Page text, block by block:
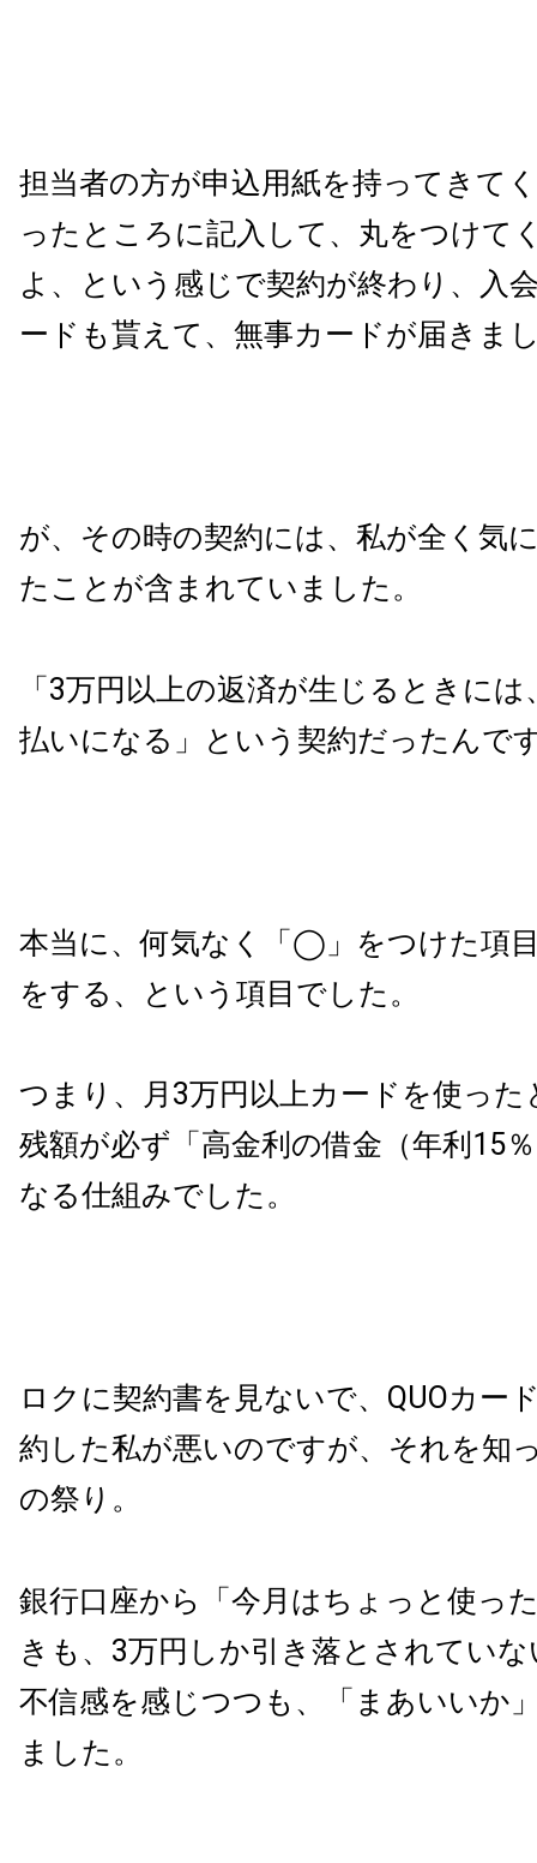
担当者の方が申込用紙を持ってきて
ったところに記入して、丸をつけて
よ、という感じで契約が終わり、入
ードも貰えて、無事カードが届きま
が、その時の契約には、私が全く気
たことが含まれていました。
「3万円以上の返済が生じるときに
払いになる」という契約だったんで
本当に、何気なく「◯」をつけた項
をする、という項目でした。
つまり、月3万円以上カードを使っ
残額が必ず「高金利の借金（年利15
なる仕組みでした。
ロクに契約書を見ないで、QUOカー
約した私が悪いのですが、それを知
の祭り。
銀行口座から「今月はちょっと使っ
きも、3万円しか引き落とされてい
不信感を感じつつも、「まあいいか
ました。